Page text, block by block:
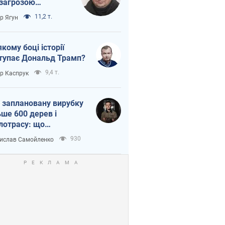
логістика
Ягун 11,2 т.
боці історії
Дональд Трамп?
Каспрук 9,4 т.
вирубку
600 дерев і
що
на Теремках
Самойленко 930